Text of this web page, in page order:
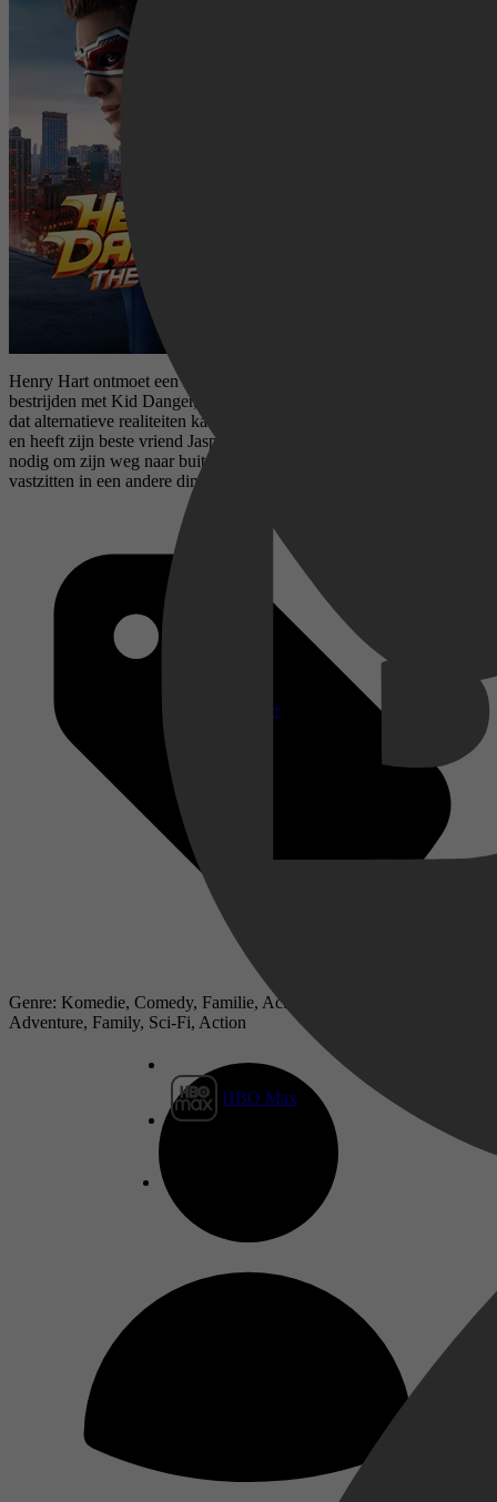
Disney+
HBO Max
Henry Hart ontmoet een superfan, die graag de misdaad wil
bestrijden met Kid Danger, die in het bezit komt van een apparaat
dat alternatieve realiteiten kan openen. Henry staat voor een wilde rit
en heeft zijn beste vriend Jasper en zijn nieuwe superfan-sidekick
nodig om zijn weg naar buiten te vinden, anders blijft hij voor altijd
vastzitten in een andere dimensie.
Genre: Komedie, Comedy, Familie, Actie, Sciencefiction,
Adventure, Family, Sci-Fi, Action